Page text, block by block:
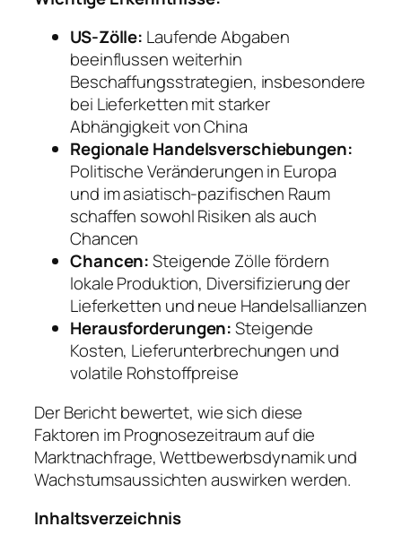
US-Zölle: Laufende Abgaben
beeinflussen weiterhin
Beschaffungsstrategien, insbesondere
bei Lieferketten mit starker
Abhängigkeit von China
Regionale Handelsverschiebungen:
Politische Veränderungen in Europa
und im asiatisch-pazifischen Raum
schaffen sowohl Risiken als auch
Chancen
Chancen:Steigende Zölle fördern
lokale Produktion, Diversifizierung der
Lieferketten und neue Handelsallianzen
Herausforderungen:Steigende
Kosten, Lieferunterbrechungen und
volatile Rohstoffpreise
Der Bericht bewertet, wie sich diese
Faktoren im Prognosezeitraum auf die
Marktnachfrage, Wettbewerbsdynamik und
Wachstumsaussichten auswirken werden.
Inhaltsverzeichnis